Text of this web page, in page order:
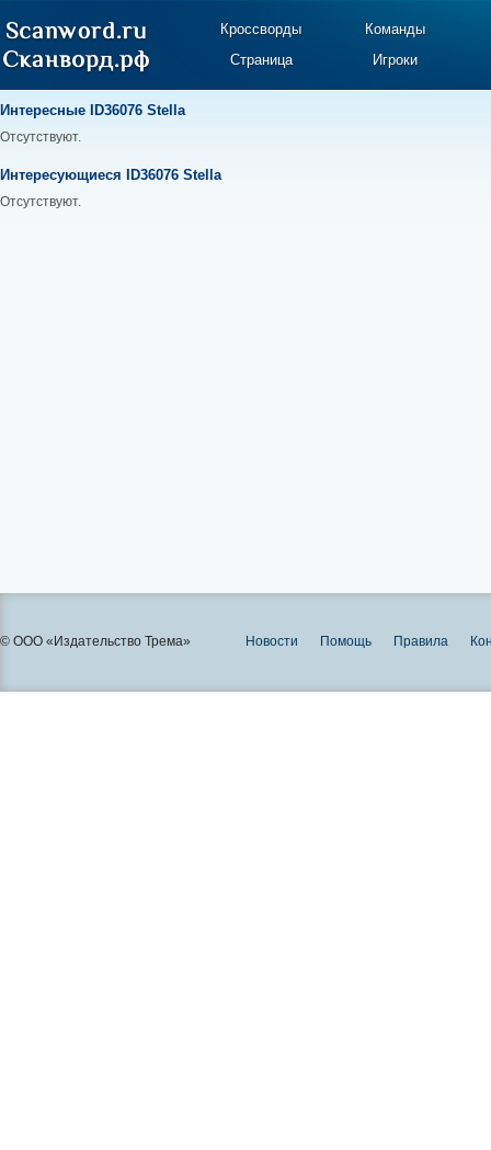
Кроссворды
Команды
Страница
Игроки
Интересные ID36076 Stella
Отсутствуют.
Интересующиеся ID36076 Stella
Отсутствуют.
© ООО «Издательство Трема» Новости Помощь Правила